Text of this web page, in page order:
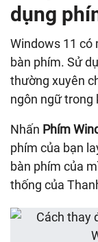
dụng
Windows 11 có
bàn phím. Sử
thường xuyên
ngôn ngữ trong
Nhấn Phím
phím của bạn
bàn phím của
thống của